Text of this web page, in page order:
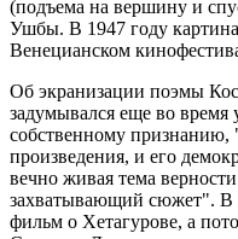
(подъема на вершину и
Ушбы. В 1947 году
Венецианском
Об экранизации поэмы
задумывался еще во
собственному признанию,
произведения, и его
вечно живая тема
захватывающий сюжет". В
фильм о Хетагурове, а